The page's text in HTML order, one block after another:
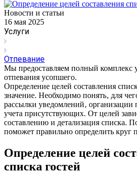
Новости и статьи
16 мая 2025
Услуги
Отпевание
Мы предоставляем полный комплекс
отпевания усопшего.
Определение целей составления
значение. Необходимо понять‚ для
рассылки уведомлений‚
учета присутствующих. От целей
составлению и детализация списка.
поможет правильно определить круг
Определение целей
списка гостей